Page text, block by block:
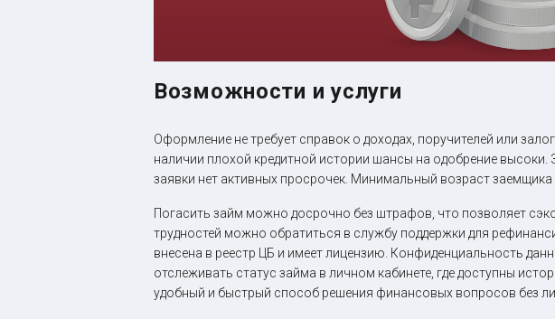
Возможности и услуги
Оформление не требует справок о доходах, поручителей или
наличии плохой кредитной истории шансы на одобрение
заявки нет активных просрочек. Минимальный возраст заемщика
Погасить займ можно досрочно без штрафов, что позволяет
трудностей можно обратиться в службу поддержки для
внесена в реестр ЦБ и имеет лицензию. Конфиденциальность
отслеживать статус займа в личном кабинете, где доступны
удобный и быстрый способ решения финансовых вопросов без